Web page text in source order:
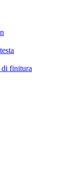
di finitura